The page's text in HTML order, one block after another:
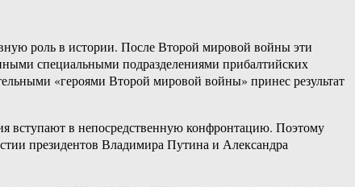
роль в истории. После Второй мировой войны эти
специальными подразделениями прибалтийских
«героями Второй мировой войны» принес результат
в непосредственную конфронтацию. Поэтому
президентов Владимира Путина и Александра